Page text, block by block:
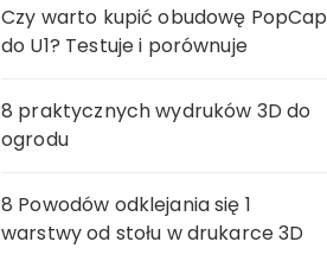
Czy warto kupić obudowę PopCap
do U1? Testuje i porównuje
8 praktycznych wydruków 3D do
ogrodu
8 Powodów odklejania się 1
warstwy od stołu w drukarce 3D